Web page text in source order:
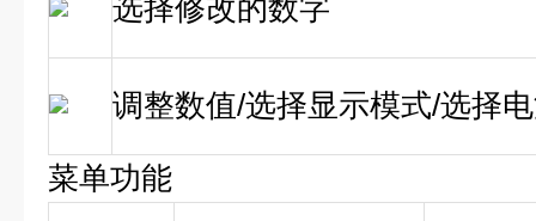
选择修改的数字
调整数值/选择显示模式/选择
菜单功能